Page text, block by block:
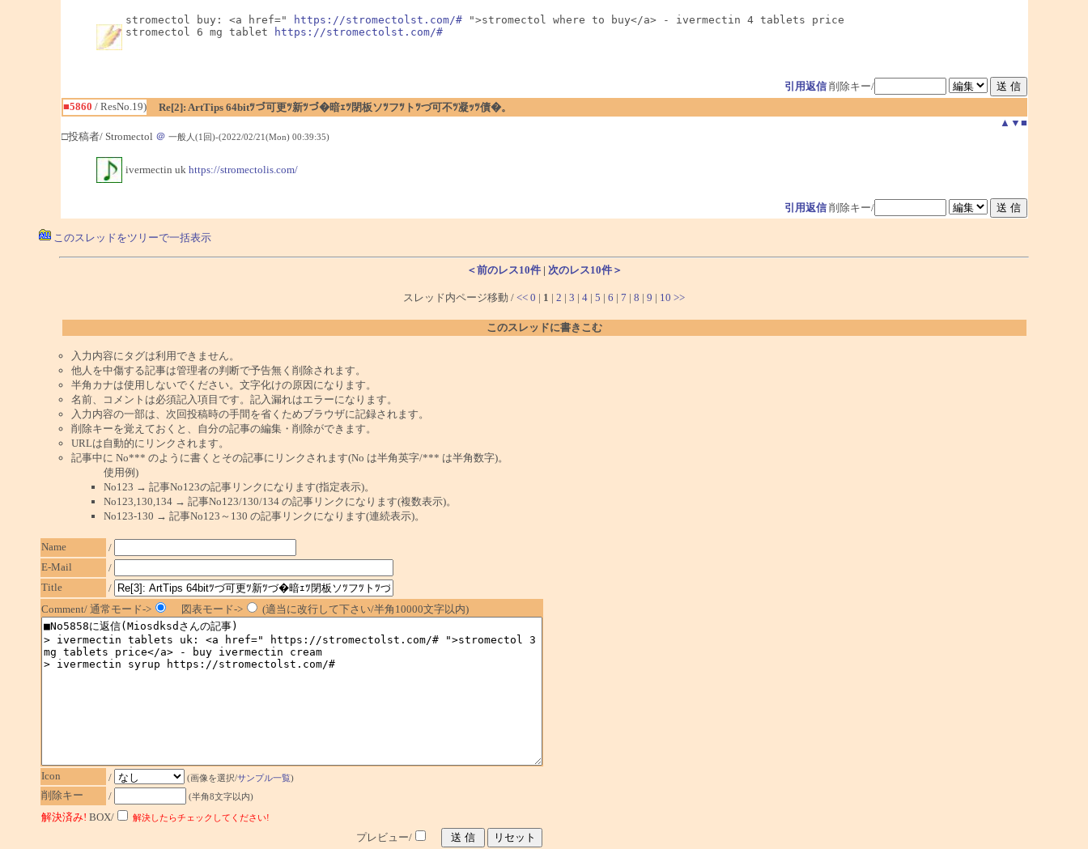
stromectol buy: <a href=" https://stromectolst.com/# ">stromectol where to buy</a> - ivermectin 4 tablets price
stromectol 6 mg tablet
https://stromectolst.com/#
引用返信 削除キー/
■5860 / ResNo.19)
Re[2]: ArtTips 64bitﾂづ可更ﾂ新ﾂづ�暗ｪﾂ閉板ソﾂフﾂトﾂづ可不ﾂ凝ｯﾂ債�。
▲ ▼ ■
□投稿者/ Stromectol ＠ 一般人(1回)-(2022/02/21(Mon) 00:39:35)
ivermectin uk https://stromectolis.com/
引用返信 削除キー/
このスレッドをツリーで一括表示
＜前のレス10件| 次のレス10件＞
スレッド内ページ移動 / << 0 | 1 | 2 | 3 | 4 | 5 | 6 | 7 | 8 | 9 | 10 >>
このスレッドに書きこむ
入力内容にタグは利用できません。
他人を中傷する記事は管理者の判断で予告無く削除されます。
半角カナは使用しないでください。文字化けの原因になります。
名前、コメントは必須記入項目です。記入漏れはエラーになります。
入力内容の一部は、次回投稿時の手間を省くためブラウザに記録されます。
削除キーを覚えておくと、自分の記事の編集・削除ができます。
URLは自動的にリンクされます。
記事中に No*** のように書くとその記事にリンクされます(No は半角英字/*** は半角数字)。
使用例)
No123 → 記事No123の記事リンクになります(指定表示)。
No123,130,134 → 記事No123/130/134 の記事リンクになります(複数表示)。
No123-130 → 記事No123～130 の記事リンクになります(連続表示)。
Name
/
E-Mail
/
Title
/
Comment/ 通常モード->
図表モード-> (適当に改行して下さい/半角10000文字以内)
Icon / (画像を選択/サンプル一覧)
削除キー / (半角8文字以内)
解決済み! BOX/ 解決したらチェックしてください!
プレビュー/